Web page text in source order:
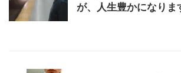
が、人生豊かになりま